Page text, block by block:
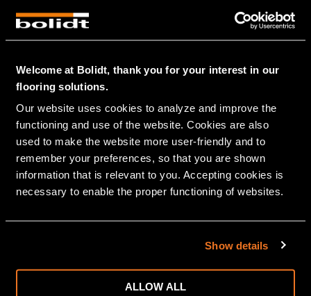
Welcome at Bolidt, thank you for your interest in our
flooring solutions.
Our website uses cookies to analyze and improve the
functioning and use of the website. Cookies are also
used to make the website more user-friendly and to
remember your preferences, so that you are shown
information that is relevant to you. Accepting cookies is
necessary to enable the proper functioning of websites.
Show details
ALLOW ALL
CRUISE
RIVER CRUISE
SUPERJACHTEN
FERRIES
VEETRANSPORT
VISSERIJ
SLEEP- EN WERKBOTEN
RESIDENTIEEL
PARTICULIER
CIVIEL-RAIL-INFRA